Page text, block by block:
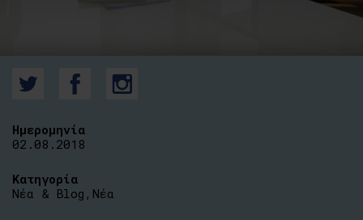
Ημερομηνία
02.08.2018
Κατηγορία
Νέα & Blog , Νέα